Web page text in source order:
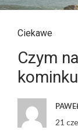
Ciekawe
Czym
21